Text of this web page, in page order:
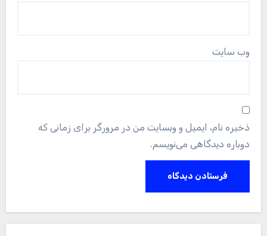
وب‌ سایت
ذخیره نام، ایمیل و وبسایت من در مرورگر برای زمانی که
دوباره دیدگاهی می‌نویسم.